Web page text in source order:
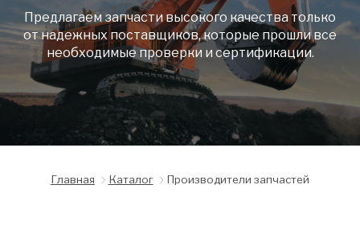
Предлагаем запчасти высокого качества только
от надежных поставщиков, которые прошли все
необходимые проверки и сертификации.
Главная Каталог Производители запчастей